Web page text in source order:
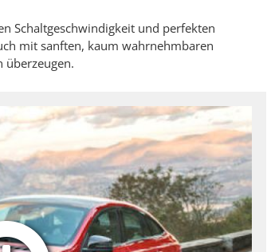
Schaltgeschwindigkeit und perfekten
mit sanften, kaum wahrnehmbaren
überzeugen.